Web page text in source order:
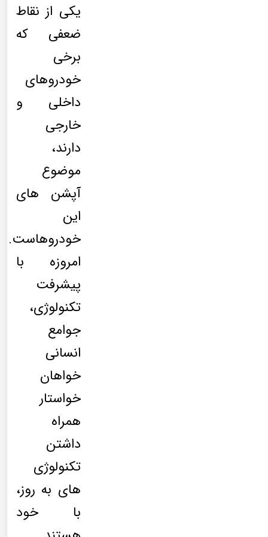
یکی از نقاط
ضعفی که
برخی
خودروهای
داخلی و
خارجی
دارند،
موضوع
آپشن های
این
خودروهاست.
امروزه با
پیشرفت
تکنولوژی،
جوامع
انسانی
خواهان
خواستار
همراه
داشتن
تکنولوژی
های به روز،
با خود